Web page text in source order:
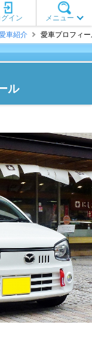
メニュー
グイン
車紹介 愛車プロフィ
ル